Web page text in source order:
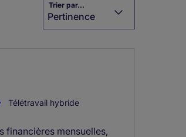
Trier par...
Pertinence
Télétravail hybride
financières mensuelles,